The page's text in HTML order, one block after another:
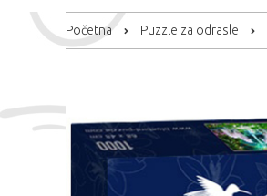
Početna Puzzle za odrasle